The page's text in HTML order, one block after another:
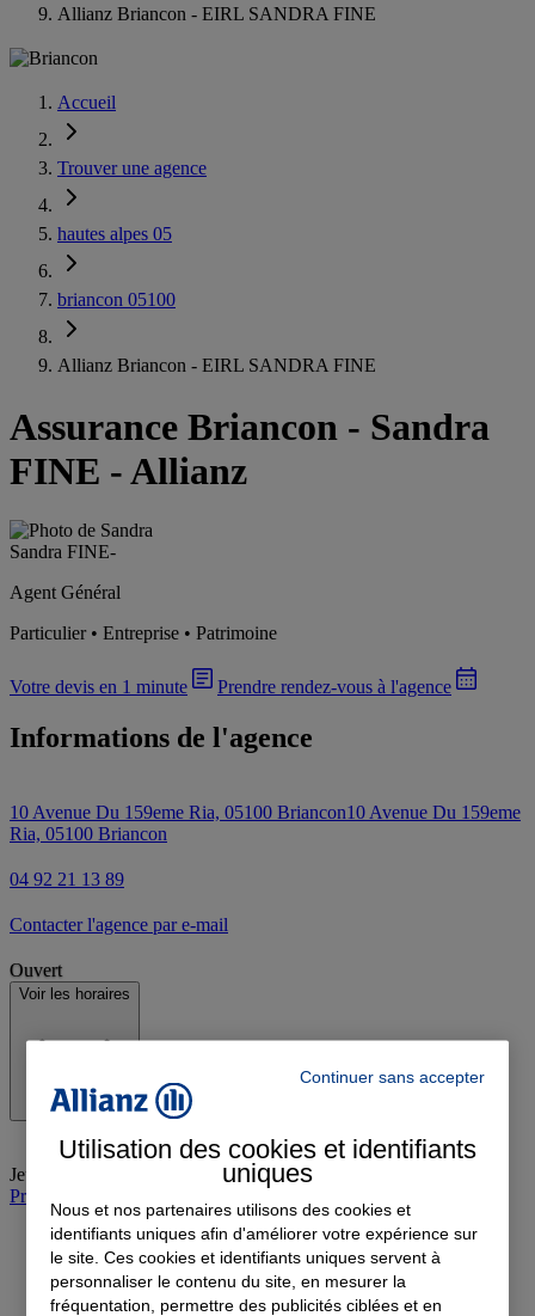
Allianz Briancon - EIRL SANDRA FINE
Accueil
Trouver une agence
hautes alpes 05
briancon 05100
Allianz Briancon - EIRL SANDRA FINE
Assurance Briancon - Sandra
FINE - Allianz
Sandra FINE-
Agent Général
Particulier • Entreprise • Patrimoine
Votre devis en 1 minute Prendre rendez-vous à l'agence
Informations de l'agence
10 Avenue Du 159eme Ria, 05100 Briancon10 Avenue Du 159eme
Ria, 05100 Briancon
04 92 21 13 89
Contacter l'agence par e-mail
Ouvert
Voir les horaires
Jeudi
08:30-12:00, 14:00-18:00
Prendre rendez-vous à l'agence
Continuer sans accepter
Utilisation des cookies et identifiants
uniques
Nous et nos partenaires utilisons des cookies et
identifiants uniques afin d'améliorer votre expérience sur
le site. Ces cookies et identifiants uniques servent à
personnaliser le contenu du site, en mesurer la
fréquentation, permettre des publicités ciblées et en